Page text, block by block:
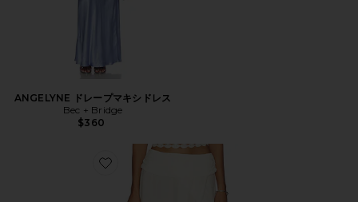
ANGELYNE ドレープマキシドレス
Bec + Bridge
$360
Favorite AURELIA スカート